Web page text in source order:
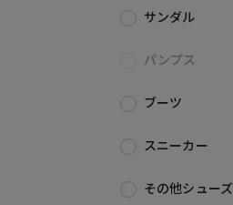
サンダル
パンプス
ブーツ
スニーカー
その他シューズ